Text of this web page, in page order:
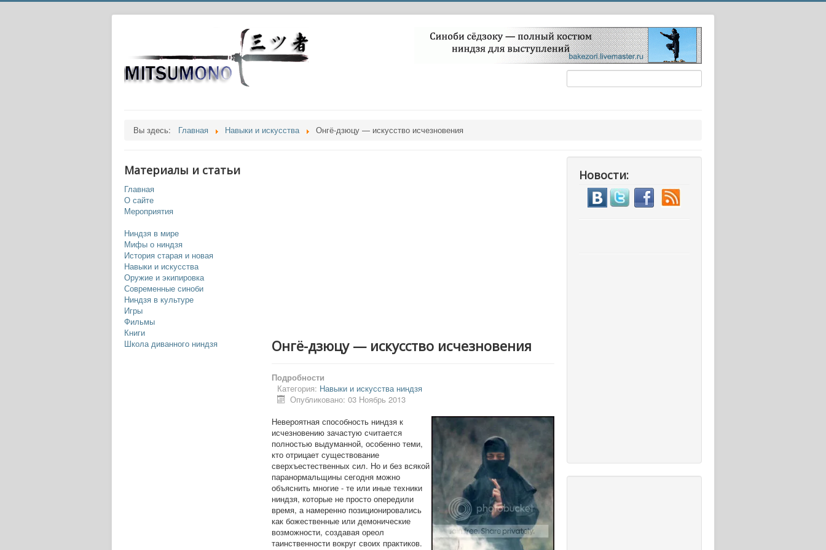
Вы здесь: Главная Навыки и искусства Онгё-дзюцу — искусство исчезновения
Материалы и статьи
Главная
О сайте
Мероприятия
Ниндзя в мире
Мифы о ниндзя
История старая и новая
Навыки и искусства
Оружие и экипировка
Современные синоби
Ниндзя в культуре
Игры
Фильмы
Книги
Школа диванного ниндзя
Онгё-дзюцу — искусство исчезновения
Подробности
Категория: Навыки и искусства ниндзя
Опубликовано: 03 Ноябрь 2013
Невероятная способность ниндзя к
исчезновению зачастую считается
полностью выдуманной, особенно теми,
кто отрицает существование
сверхъестественных сил. Но и без всякой
паранормальщины сегодня можно
объяснить многие - те или иные техники
ниндзя, которые не просто опередили
время, а намеренно позиционировались
как божественные или демонические
возможности, создавая ореол
таинственности вокруг своих практиков.
Новости: